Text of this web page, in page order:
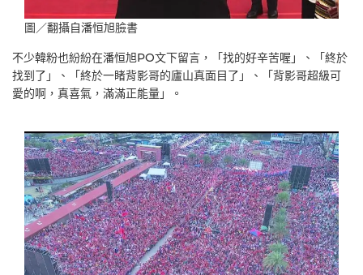
圖／翻攝自潘恒旭臉書
不少韓粉也紛紛在潘恒旭PO文下留言，「找的好辛苦喔」、「終於
找到了」、「終於一睹背影哥的廬山真面目了」、「背影哥超級可
愛的啊，真喜氣，滿滿正能量」。